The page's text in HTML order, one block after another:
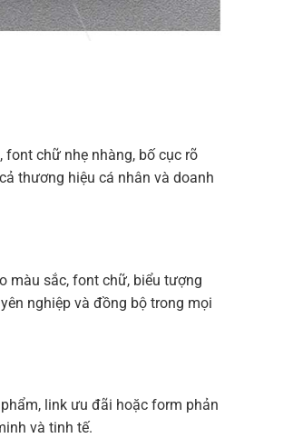
chữ nhẹ nhàng, bố cục rõ
thương hiệu cá nhân và doanh
màu sắc, font chữ, biểu tượng
nghiệp và đồng bộ trong mọi
link ưu đãi hoặc form phản
và tinh tế.